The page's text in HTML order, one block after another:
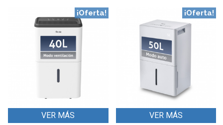
¡Oferta!
VER MÁS
¡Oferta!
VER MÁS